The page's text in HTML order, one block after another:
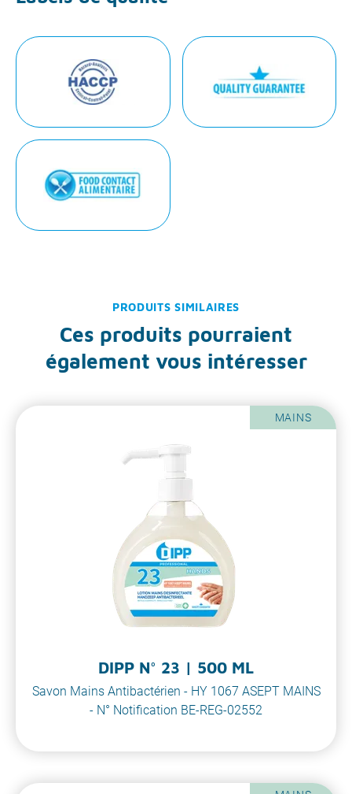
PRODUITS SIMILAIRES
Ces produits pourraient
également vous intéresser
MAINS
DIPP N° 23 | 500 ML
Savon Mains Antibactérien - HY 1067 ASEPT MAINS
- N° Notification BE-REG-02552